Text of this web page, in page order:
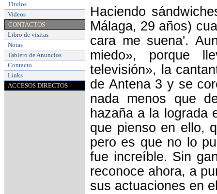
Títulos
Videos
CONTACTOS
Libro de visitas
Notas
Tablero de Anuncios
Contacto
Links
ACCESOS DIRECTOS
Haciendo
Málaga, 29 años)
cara me suena'.
miedo», porque
televisión», la
de Antena 3 y se
nada menos que
hazaña a la lograda
que pienso en ello,
pero es que no lo
fue increíble. Sin
reconoce ahora, a
sus actuaciones en